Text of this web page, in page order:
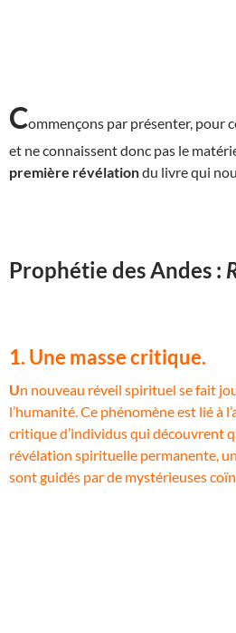
Commençons par présenter, pour
et ne connaissent donc pas le
première révélationdu livre qui
Prophétie des Andes :
1. Une masse critique.
Un nouveau réveil spirituel se fait
l’humanité. Ce phénomène est lié à
critique d’individus qui découvrent
révélation spirituelle permanente,
sont guidés par de mystérieuses